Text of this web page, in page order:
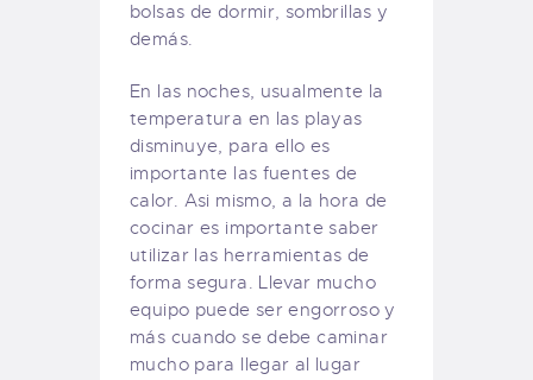
bolsas de dormir, sombrillas y
demás.
En las noches, usualmente la
temperatura en las playas
disminuye, para ello es
importante las fuentes de
calor. Asi mismo, a la hora de
cocinar es importante saber
utilizar las herramientas de
forma segura. Llevar mucho
equipo puede ser engorroso y
más cuando se debe caminar
mucho para llegar al lugar